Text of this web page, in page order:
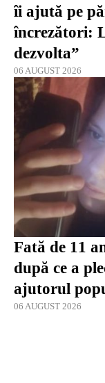
îi ajută pe
încrezători:
dezvolta”
06 AUGUST 2026
Fată de 11
după ce a
ajutorul
06 AUGUST 2026